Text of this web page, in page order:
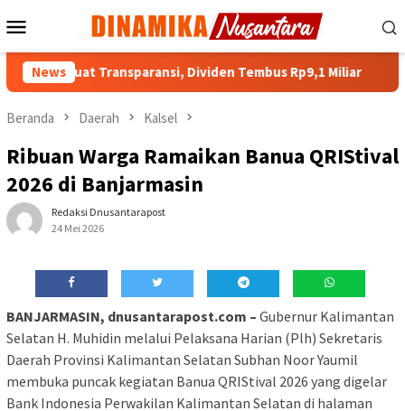
ke
Mobile
NewsTransparansi, Dividen Tembus Rp9,1 Miliar
Beranda Daerah Kalsel
Ribuan Warga Ramaikan Banua QRIStival
2026 di Banjarmasin
Redaksi Dnusantarapost
24 Mei 2026
BANJARMASIN, dnusantarapost.com – Gubernur Kalimantan
Selatan H. Muhidin melalui Pelaksana Harian (Plh) Sekretaris
Daerah Provinsi Kalimantan Selatan Subhan Noor Yaumil
membuka puncak kegiatan Banua QRIStival 2026 yang digelar
Bank Indonesia Perwakilan Kalimantan Selatan di halaman